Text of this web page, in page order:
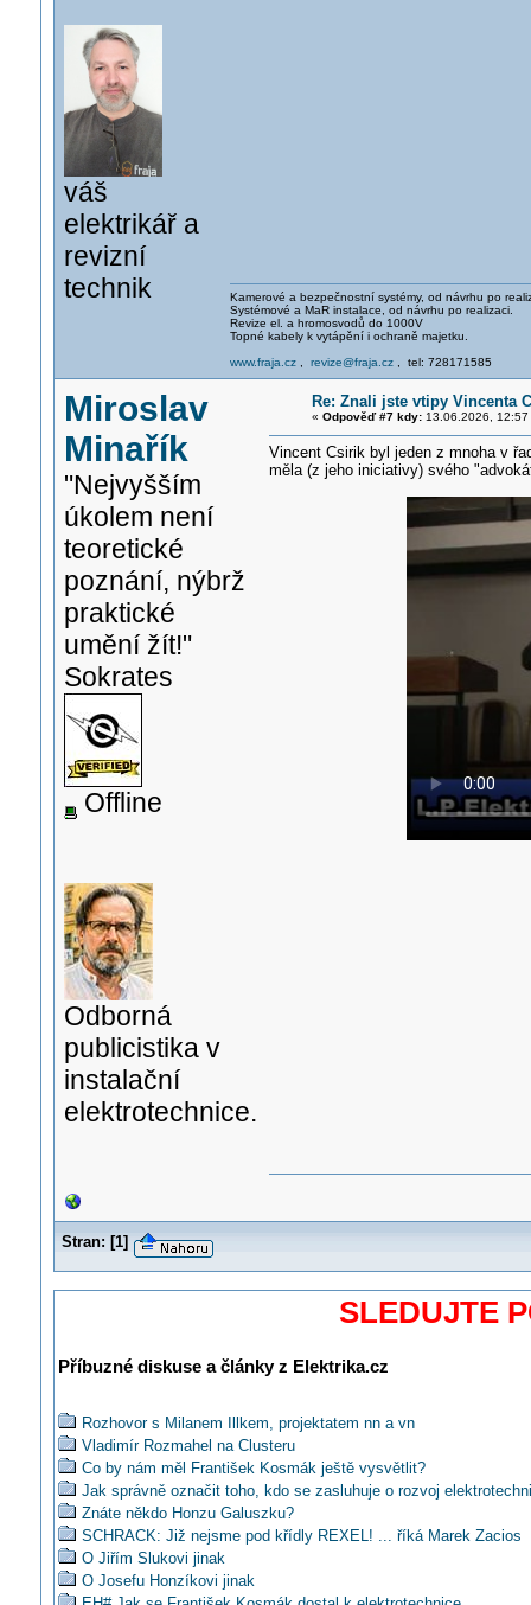
váš
elektrikář a
revizní
technik
Kamerové a bezpečnostní systémy, od návrhu po
Systémové a MaR instalace, od návrhu po realizaci.
Revize el. a hromosvodů do 1000V
Topné kabely k vytápění i ochraně majetku.
www.fraja.cz, revize@fraja.cz, tel: 728171585
Miroslav
Minařík
"Nejvyšším
úkolem není
teoretické
poznání, nýbrž
praktické
umění žít!"
Sokrates
Offline
Odborná
publicistika v
instalační
elektrotechnice.
Re: Znali jste vtipy Vincenta
« Odpověď #7 kdy:13.06.2026, 12:57
Vincent Csirik byl jeden z mnoha v
měla (z jeho iniciativy) svého
Stran: [1]
SLEDUJTE
Příbuzné diskuse a články z Elektrika.cz
Rozhovor s Milanem Illkem, projektatem nn a vn
Vladimír Rozmahel na Clusteru
Co by nám měl František Kosmák ještě vysvětlit?
Jak správně označit toho, kdo se zasluhuje o rozvoj
Znáte někdo Honzu Galuszku?
SCHRACK: Již nejsme pod křídly REXEL! ... říká Marek Zacios
O Jiřím Slukovi jinak
O Josefu Honzíkovi jinak